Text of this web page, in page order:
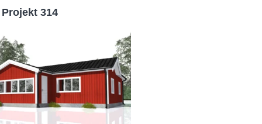
Projekt 314